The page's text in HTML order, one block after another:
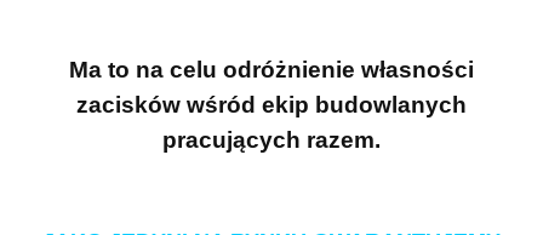
Ma to na celu odróżnienie własności
zacisków wśród ekip budowlanych
pracujących razem.